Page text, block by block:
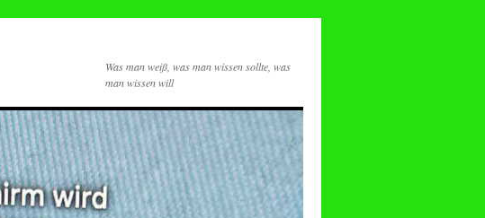
Was man weiß, was man wissen sollte, was
man wissen will